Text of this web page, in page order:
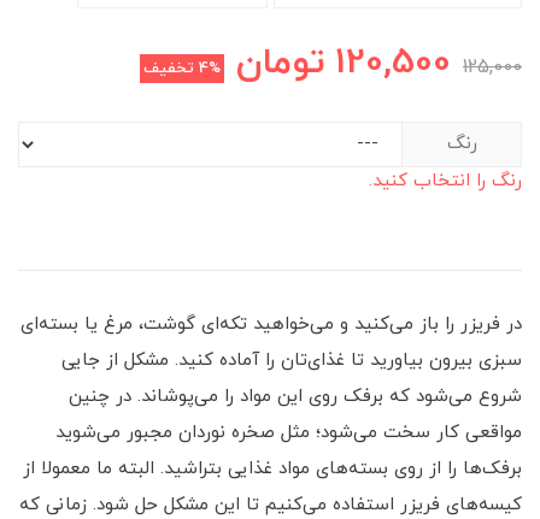
125,000
120,500 تومان 4% تخفیف
رنگ
رنگ را انتخاب کنید.
در فریزر را باز می‌کنید و می‌خواهید تکه‌ای گوشت، مرغ یا بسته‌ای
سبزی بیرون بیاورید تا غذای‌تان را آماده کنید. مشکل از جایی
شروع می‌شود که برفک روی این مواد را می‌پوشاند. در چنین
مواقعی کار سخت می‌شود؛ مثل صخره نوردان مجبور می‌شوید
برفک‌ها را از روی بسته‌های مواد غذایی بتراشید. البته ما معمولا از
کیسه‌های فریزر استفاده می‌کنیم تا این مشکل حل شود. زمانی که